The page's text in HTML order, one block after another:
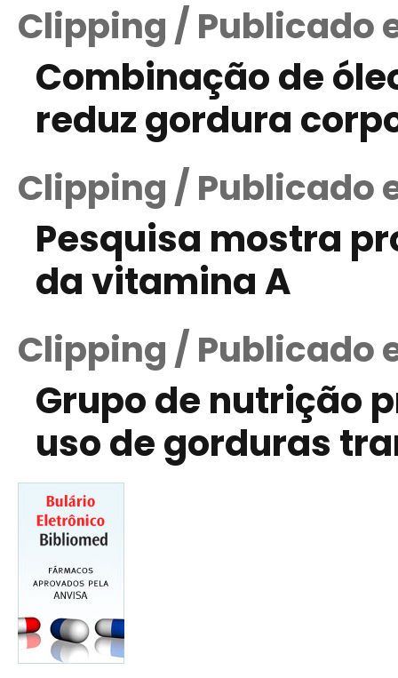
Clipping / Publicado
Combinação de
reduz gordura
Clipping / Publicado
Pesquisa mostra
da vitamina A
Clipping / Publicado
Grupo de nutrição
uso de gorduras